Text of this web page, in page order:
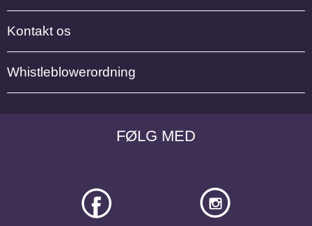
FØLG MED
Kontakt os
Whistleblowerordning